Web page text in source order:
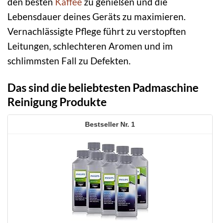
Lebensdauer deines Geräts zu maximieren.
Vernachlässigte Pflege führt zu verstopften
Leitungen, schlechteren Aromen und im
schlimmsten Fall zu Defekten.
Das sind die beliebtesten Padmaschine
Reinigung Produkte
1